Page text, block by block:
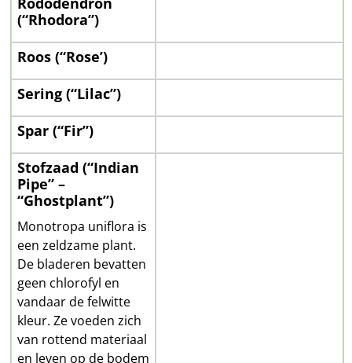
(“Rhodora”)
Roos (“Rose’)
Sering (“Lilac”)
Spar (“Fir”)
Stofzaad (“Indian
Pipe” –
“Ghostplant”)
Monotropa uniflora is
een zeldzame plant.
De bladeren bevatten
geen chlorofyl en
vandaar de felwitte
kleur. Ze voeden zich
van rottend materiaal
en leven op de bodem